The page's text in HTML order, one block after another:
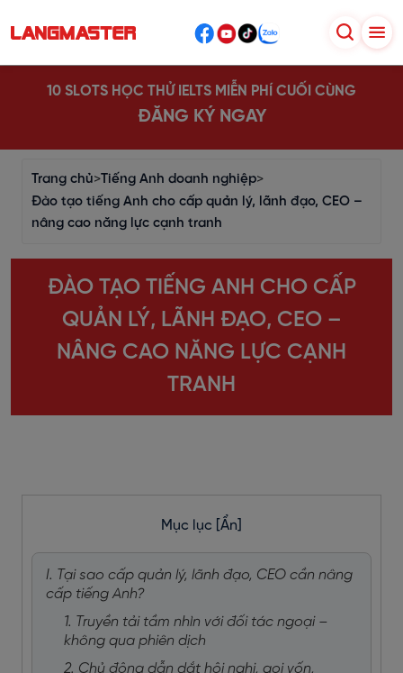
10 SLOTS HỌC THỬ IELTS MIỄN PHÍ CUỐI CÙNG
ĐĂNG KÝ NGAY
Trang chủ>Tiếng Anh doanh nghiệp>
Đào tạo tiếng Anh cho cấp quản lý, lãnh đạo, CEO –
nâng cao năng lực cạnh tranh
ĐÀO TẠO TIẾNG ANH CHO CẤP
QUẢN LÝ, LÃNH ĐẠO, CEO –
NÂNG CAO NĂNG LỰC CẠNH
TRANH
Mục lục [Ẩn]
I. Tại sao cấp quản lý, lãnh đạo, CEO cần nâng
cấp tiếng Anh?
1. Truyền tải tầm nhìn với đối tác ngoại –
không qua phiên dịch
2. Chủ động dẫn dắt hội nghị, gọi vốn,